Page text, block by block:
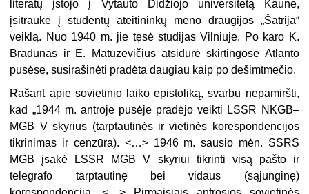
literatų įstojo į Vytauto Didžiojo universitetą Kaune,
įsitraukė į studentų ateitininkų meno draugijos „Šatrija“
veiklą. Nuo 1940 m. jie tęsė studijas Vilniuje. Po karo K.
Bradūnas ir E. Matuzevičius atsidūrė skirtingose Atlanto
pusėse, susirašinėti pradėta daugiau kaip po dešimtmečio.
Rašant apie sovietinio laiko epistoliką, svarbu nepamiršti,
kad „1944 m. antroje pusėje pradėjo veikti LSSR NKGB–
MGB V skyrius (tarptautinės ir vietinės korespondencijos
tikrinimas ir cenzūra). <…> 1946 m. sausio mėn. SSRS
MGB įsakė LSSR MGB V skyriui tikrinti visą pašto ir
telegrafo tarptautinę bei vidaus (sąjunginę)